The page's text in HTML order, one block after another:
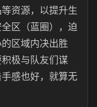
资源，以提升生
区（蓝圈），迫
区域内决出胜
极与队友们谋
感也好，就算无